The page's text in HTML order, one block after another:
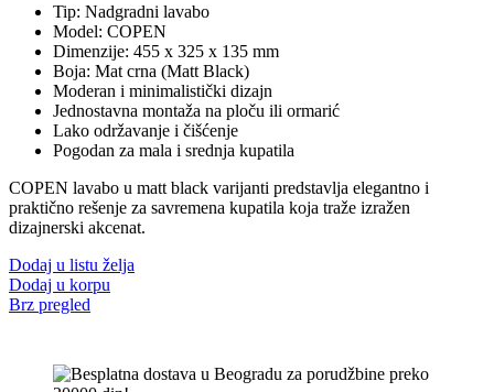
Tip: Nadgradni lavabo
Model: COPEN
Dimenzije: 455 x 325 x 135 mm
Boja: Mat crna (Matt Black)
Moderan i minimalistički dizajn
Jednostavna montaža na ploču ili ormarić
Lako održavanje i čišćenje
Pogodan za mala i srednja kupatila
COPEN lavabo u matt black varijanti predstavlja elegantno i
praktično rešenje za savremena kupatila koja traže izražen
dizajnerski akcenat.
Dodaj u listu želja
Dodaj u korpu
Brz pregled